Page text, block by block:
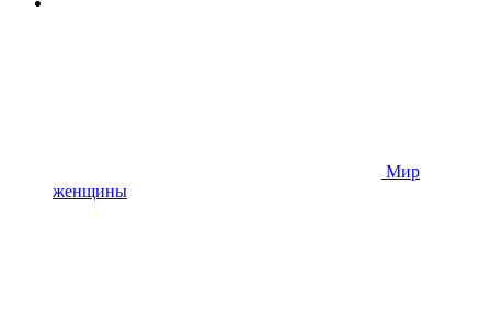
Мир
женщины